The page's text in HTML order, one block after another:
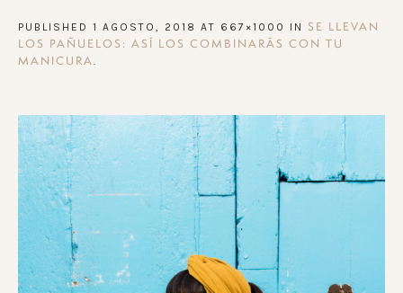
PUBLISHED 1 AGOSTO, 2018 AT 667×1000 IN SE LLEVAN
LOS PAÑUELOS: ASÍ LOS COMBINARÁS CON TU
MANICURA.